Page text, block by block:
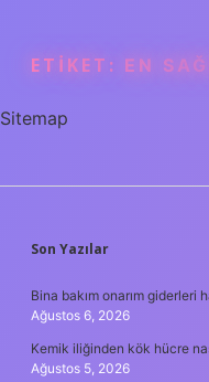
ETIKET: EN
Sitemap
SIDEBAR
Son Yazılar
Bina bakım onarım giderleri
Ağustos 6, 2026
Kemik iliğinden kök hücre
Ağustos 5, 2026